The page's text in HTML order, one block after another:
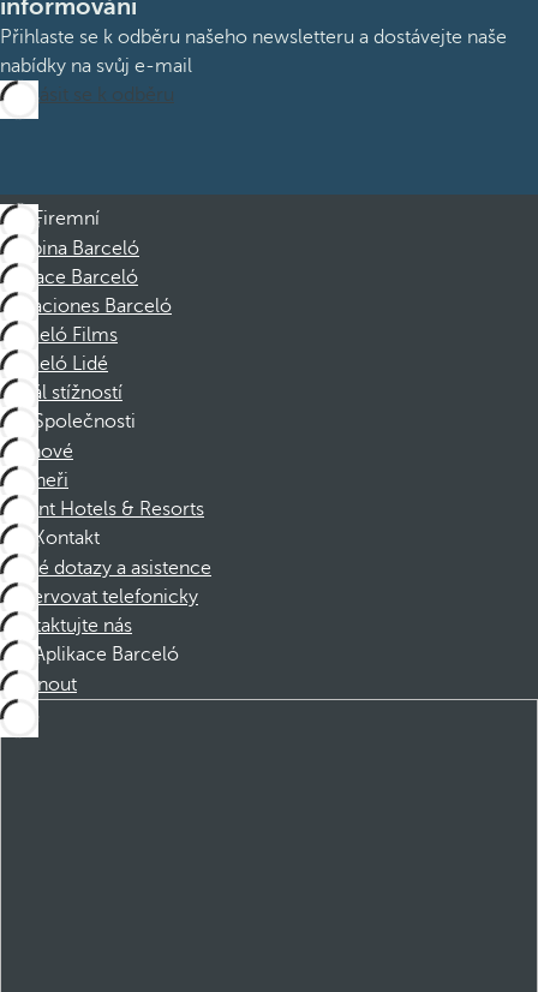
informováni
Přihlaste se k odběru našeho newsletteru a dostávejte naše
nabídky na svůj e-mail
Přihlásit se k odběru
Firemní
Skupina Barceló
Nadace Barceló
Vacaciones Barceló
Barceló Films
Barceló Lidé
Kanál stížností
Společnosti
Členové
Partneři
Dorint Hotels & Resorts
Kontakt
Časté dotazy a asistence
Rezervovat telefonicky
Kontaktujte nás
Aplikace Barceló
Stáhnout